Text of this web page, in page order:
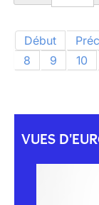
Début
8
9 10
VUES